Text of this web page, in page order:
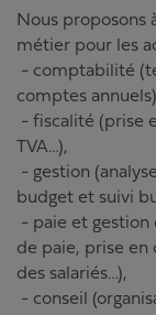
Nous proposons
métier pour les
- comptabilité
comptes
- fiscalité (prise
TVA…),
- gestion
budget et suivi
- paie et gestion
de paie, prise en
des salariés…),
- conseil